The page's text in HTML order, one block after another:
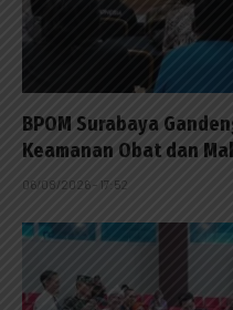
BPOM Surabaya
Keamanan Obat dan
06/08/2026 - 17:52